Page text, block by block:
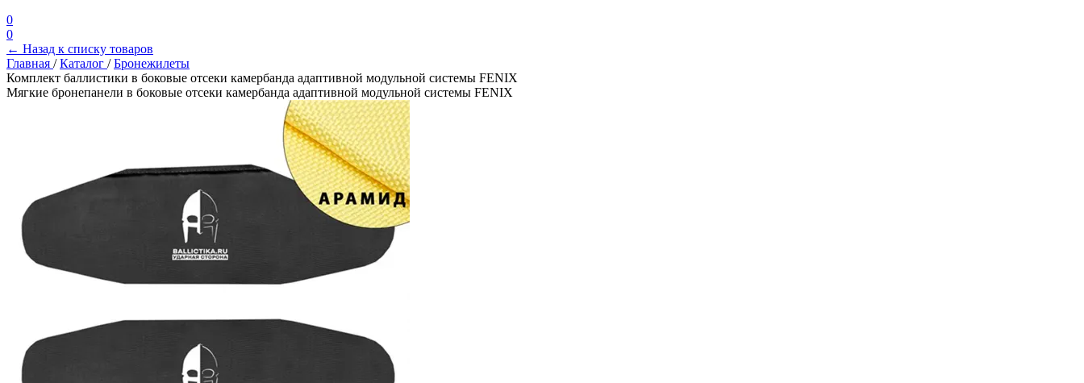
0
0
← Назад к списку товаров
Главная / Каталог / Бронежилеты
Комплект баллистики в боковые отсеки камербанда адаптивной модульной системы FENIX
Мягкие бронепанели в боковые отсеки камербанда адаптивной модульной системы FENIX